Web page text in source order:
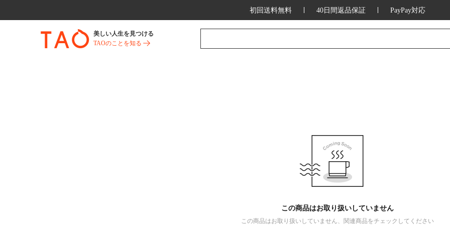
初回送料無料 40日間返品保証 PayPay対応
美しい人生を見つける
TAOのことを知る
この商品はお取り扱いしていません
この商品はお取り扱いしていません、関連商品をチェックしてください